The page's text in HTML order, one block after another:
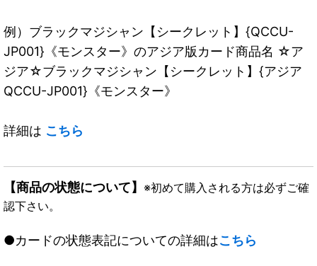
例）ブラックマジシャン【シークレット】{QCCU-
JP001}《モンスター》のアジア版カード商品名 ☆ア
ジア☆ブラックマジシャン【シークレット】{アジア
QCCU-JP001}《モンスター》
詳細は こちら
【商品の状態について】 ※初めて購入される方は必ずご確
認下さい。
●カードの状態表記についての詳細はこちら